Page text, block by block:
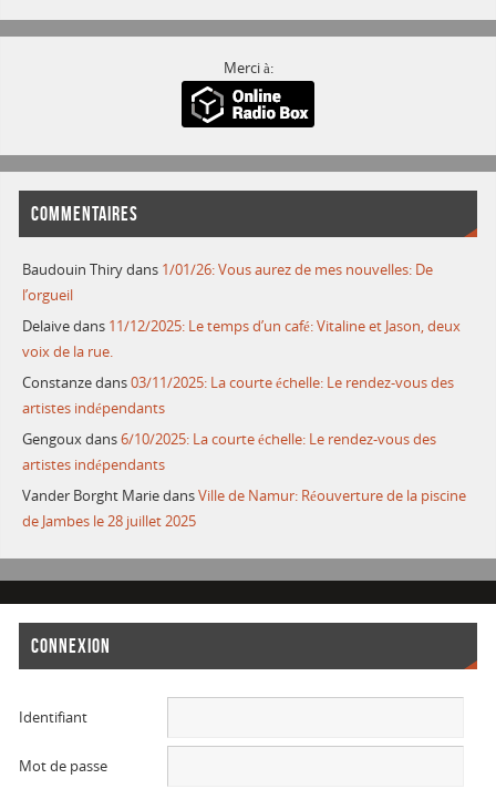
Merci à:
COMMENTAIRES
Baudouin Thirydans 1/01/26: Vous aurez de mes nouvelles: De
l’orgueil
Delaivedans 11/12/2025: Le temps d’un café: Vitaline et Jason, deux
voix de la rue.
Constanzedans03/11/2025: La courte échelle: Le rendez-vous des
artistes indépendants
Gengouxdans6/10/2025: La courte échelle: Le rendez-vous des
artistes indépendants
Vander Borght MariedansVille de Namur: Réouverture de la piscine
de Jambes le 28 juillet 2025
CONNEXION
Identifiant
Mot de passe